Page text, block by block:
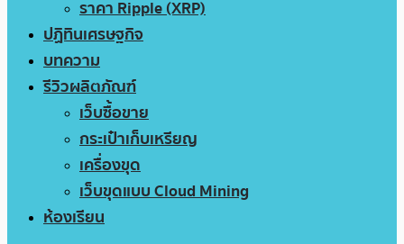
ราคา Ripple (XRP)
ปฏิทินเศรษฐกิจ
บทความ
รีวิวผลิตภัณฑ์
เว็บซื้อขาย
กระเป๋าเก็บเหรียญ
เครื่องขุด
เว็บขุดแบบ Cloud Mining
ห้องเรียน